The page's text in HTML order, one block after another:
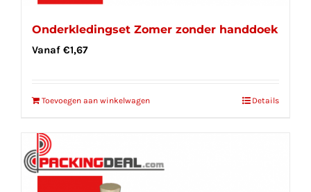
Onderkledingset Zomer zonder handdoek
Vanaf €1,67
Toevoegen aan winkelwagen Details